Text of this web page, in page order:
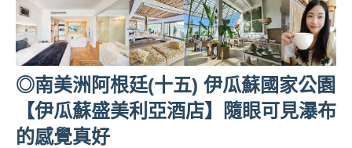
題
旅
遊、
達
人
路、
旅
◎南美洲阿根廷(十五) 伊瓜蘇國家公園
【伊瓜蘇盛美利亞酒店】隨眼可見瀑布
的感覺真好